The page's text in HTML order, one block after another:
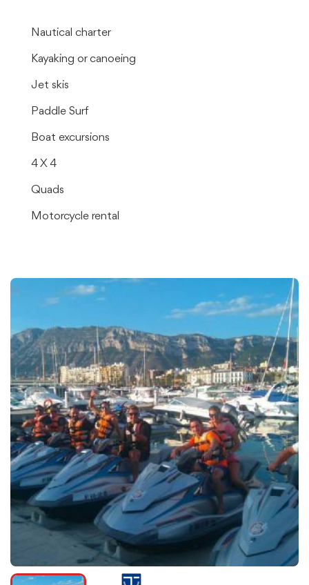
Nautical charter
Kayaking or canoeing
Jet skis
Paddle Surf
Boat excursions
4 X 4
Quads
Motorcycle rental